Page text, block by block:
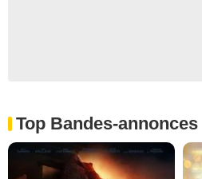
Top Bandes-annonces